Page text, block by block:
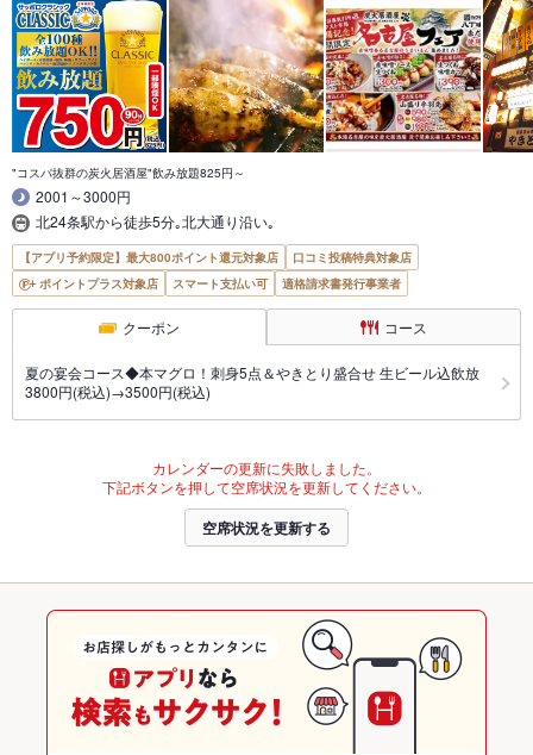
"コスパ抜群の炭火居酒屋"飲み放題825円～
2001～3000円
北24条駅から徒歩5分｡北大通り沿い｡
【アプリ予約限定】最大800ポイント還元対象店
口コミ投稿特典対象店
ポイントプラス対象店
スマート支払い可 適格請求書発行事業者
クーポン コース
夏の宴会コース◆本マグロ！刺身5点＆やきとり盛合せ 生ビール込飲放
3800円(税込)→3500円(税込)
カレンダーの更新に失敗しました。
下記ボタンを押して空席状況を更新してください。
空席状況を更新する